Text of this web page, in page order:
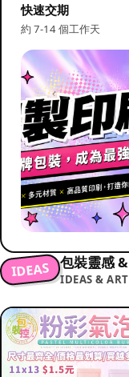
快速交期
約 7-14 個工作天
IDEAS 包裝靈感
IDEAS &